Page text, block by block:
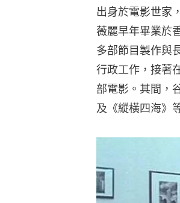
出身於電影世家
薇麗早年畢業於
多部節目製作與
行政工作，接著
部電影。其間，
及《縱橫四海》